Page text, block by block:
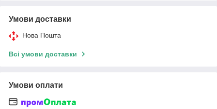
Умови доставки
Нова Пошта
Всі умови доставки
Умови оплати